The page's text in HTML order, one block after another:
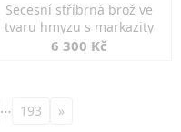
Secesní stříbrná brož ve
tvaru hmyzu s markazity
6 300 Kč
… 193 »